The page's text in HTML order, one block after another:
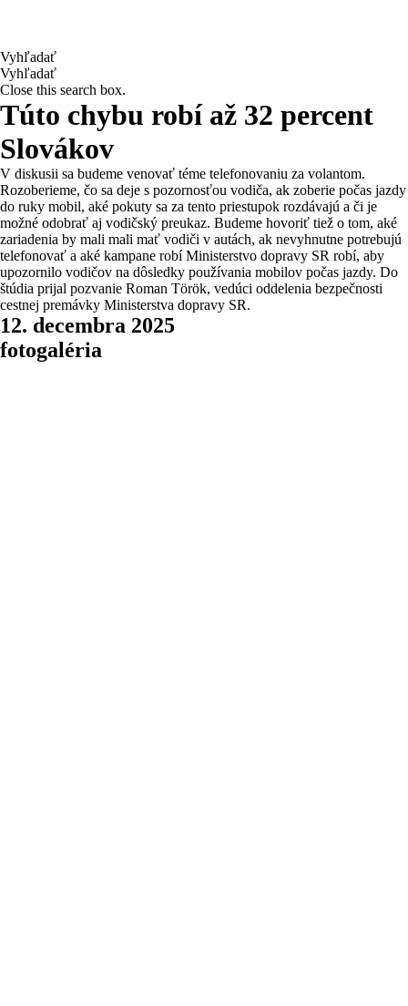
Vyhľadať
Vyhľadať
Close this search box.
Túto chybu robí až 32 percent
Slovákov
V diskusii sa budeme venovať téme telefonovaniu za volantom.
Rozoberieme, čo sa deje s pozornosťou vodiča, ak zoberie počas jazdy
do ruky mobil, aké pokuty sa za tento priestupok rozdávajú a či je
možné odobrať aj vodičský preukaz. Budeme hovoriť tiež o tom, aké
zariadenia by mali mali mať vodiči v autách, ak nevyhnutne potrebujú
telefonovať a aké kampane robí Ministerstvo dopravy SR robí, aby
upozornilo vodičov na dôsledky používania mobilov počas jazdy. Do
štúdia prijal pozvanie Roman Török, vedúci oddelenia bezpečnosti
cestnej premávky Ministerstva dopravy SR.
12. decembra 2025
fotogaléria